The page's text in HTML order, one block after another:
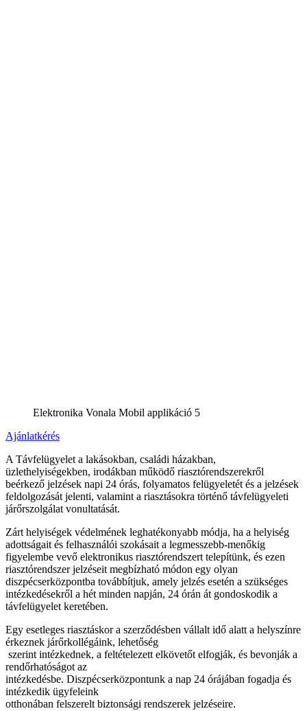
Elektronika Vonala Mobil applikáció 5
Ajánlatkérés
A Távfelügyelet a lakásokban, családi házakban,
üzlethelyiségekben, irodákban működő riasztórendszerekről
beérkező jelzések napi 24 órás, folyamatos felügyeletét és a jelzések
feldolgozását jelenti, valamint a riasztásokra történő távfelügyeleti
járőrszolgálat vonultatását.
Zárt helyiségek védelmének leghatékonyabb módja, ha a helyiség
adottságait és felhasználói szokásait a legmesszebb-menőkig
figyelembe vevő elektronikus riasztórendszert telepítünk, és ezen
riasztórendszer jelzéseit megbízható módon egy olyan
diszpécserközpontba továbbítjuk, amely jelzés esetén a szükséges
intézkedésekről a hét minden napján, 24 órán át gondoskodik a
távfelügyelet keretében.
Egy esetleges riasztáskor a szerződésben vállalt idő alatt a helyszínre
érkeznek járőrkollégáink, lehetőség
szerint intézkednek, a feltételezett elkövetőt elfogják, és bevonják a
rendőrhatóságot az
intézkedésbe. Diszpécserközpontunk a nap 24 órájában fogadja és
intézkedik ügyfeleink
otthonában felszerelt biztonsági rendszerek jelzéseire.